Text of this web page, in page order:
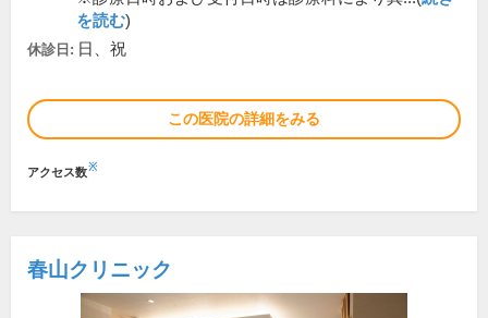
を読む)
休診日: 日、祝
この医院の詳細をみる
アクセス数※
春山クリニック